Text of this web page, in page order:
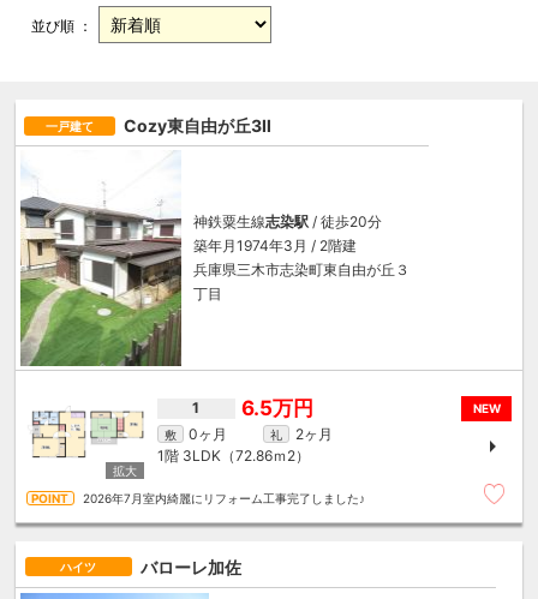
並び順 ：
一戸建て Cozy東自由が丘3Ⅱ
神鉄粟生線志染駅 / 徒歩20分
築年月1974年3月 / 2階建
兵庫県三木市志染町東自由が丘３
丁目
NEW
1 6.5万円
敷 0ヶ月 礼
2ヶ月
1階 3LDK（72.86ｍ 2）
2026年7月室内綺麗にリフォーム工事完了しました♪
ハイツ バローレ加佐